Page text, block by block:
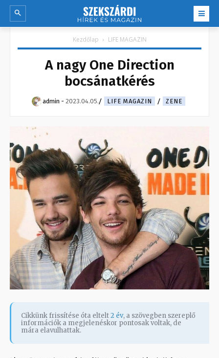
Kezdőlap LIFE MAGAZIN
A nagy One Direction
bocsánatkérés
admin - 2023.04.05. LIFE MAGAZIN ZENE
Cikkünk frissítése óta eltelt2 év, a szövegben szereplő
információk a megjelenéskor pontosak voltak, de
mára elavulhattak.